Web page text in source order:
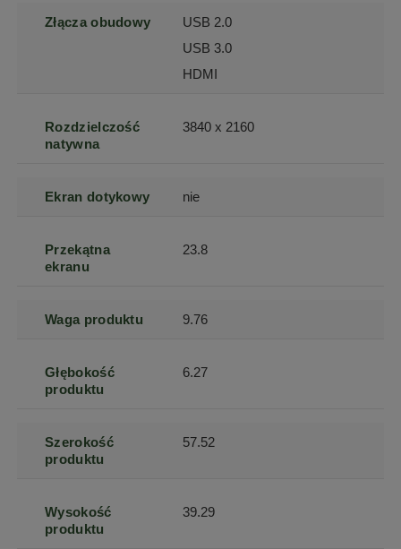
Złącza obudowy
USB 2.0
USB 3.0
HDMI
Rozdzielczość
natywna
3840 x 2160
Ekran dotykowy nie
Przekątna
ekranu
23.8
Waga produktu 9.76
Głębokość
produktu
6.27
Szerokość
produktu
57.52
Wysokość
produktu
39.29